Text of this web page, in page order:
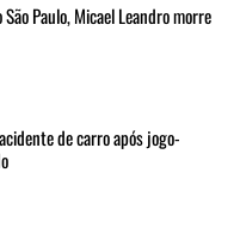
Paulo, Micael Leandro morre
de carro após jogo-